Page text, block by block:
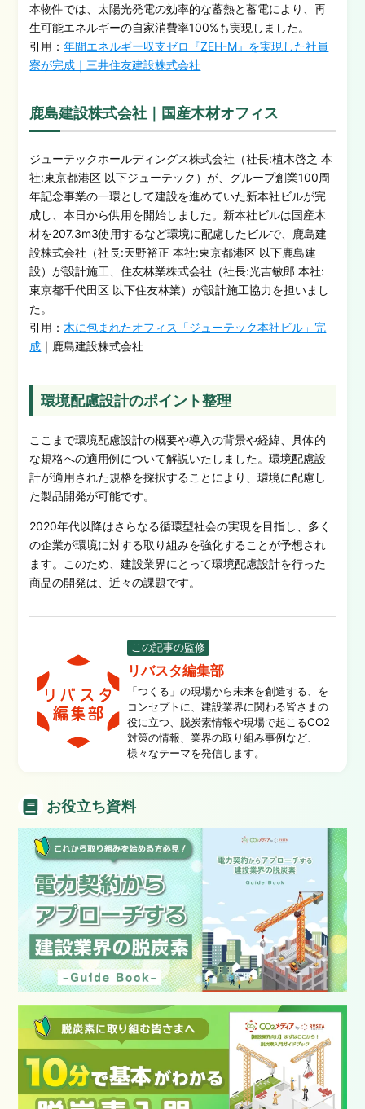
本物件では、太陽光発電の効率的な蓄熱と蓄電により、再
生可能エネルギーの自家消費率100%も実現しました。
引用：年間エネルギー収支ゼロ『ZEH-M』を実現した社員
寮が完成｜三井住友建設株式会社
鹿島建設株式会社｜国産木材オフィス
ジューテックホールディングス株式会社（社長:植木啓之 本
社:東京都港区 以下ジューテック）が、グループ創業100周
年記念事業の一環として建設を進めていた新本社ビルが完
成し、本日から供用を開始しました。新本社ビルは国産木
材を207.3m3使用するなど環境に配慮したビルで、鹿島建
設株式会社（社長:天野裕正 本社:東京都港区 以下鹿島建
設）が設計施工、住友林業株式会社（社長:光吉敏郎 本社:
東京都千代田区 以下住友林業）が設計施工協力を担いまし
た。
引用：木に包まれたオフィス「ジューテック本社ビル」完
成 ｜鹿島建設株式会社
環境配慮設計のポイント整理
ここまで環境配慮設計の概要や導入の背景や経緯、具体的
な規格への適用例について解説いたしました。環境配慮設
計が適用された規格を採択することにより、環境に配慮し
た製品開発が可能です。
2020年代以降はさらなる循環型社会の実現を目指し、多く
の企業が環境に対する取り組みを強化することが予想され
ます。このため、建設業界にとって環境配慮設計を行った
商品の開発は、近々の課題です。
この記事の監修
リバスタ編集部
「つくる」の現場から未来を創造する、を
コンセプトに、建設業界に関わる皆さまの
役に立つ、脱炭素情報や現場で起こるCO2
対策の情報、業界の取り組み事例など、
様々なテーマを発信します。
お役立ち資料